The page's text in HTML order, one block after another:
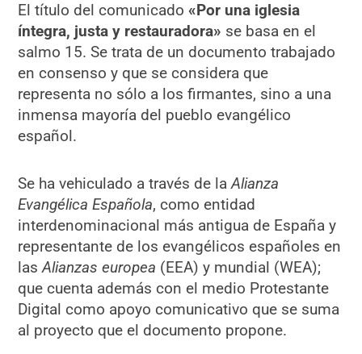
El título del comunicado «Por una iglesia
íntegra, justa y restauradora» se basa en el
salmo 15. Se trata de un documento trabajado
en consenso y que se considera que
representa no sólo a los firmantes, sino a una
inmensa mayoría del pueblo evangélico
español.
Se ha vehiculado a través de laAlianza
Evangélica Española, como entidad
interdenominacional más antigua de España y
representante de los evangélicos españoles en
lasAlianzas europea (EEA) y mundial (WEA);
que cuenta además con el medio Protestante
Digital como apoyo comunicativo que se suma
al proyecto que el documento propone.